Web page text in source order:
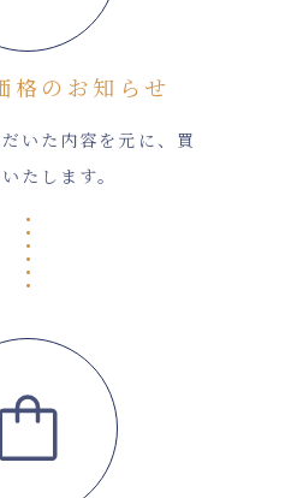
格のお知らせ
いた内容を元に、買
たします。